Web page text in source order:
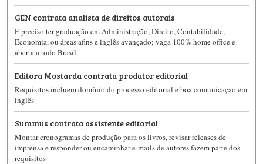
GEN contrata analista de direitos autorais
É preciso ter graduação em Administração, Direito, Contabilidade,
Economia, ou áreas afins e inglês avançado; vaga 100% home office e
aberta a todo Brasil
Editora Mostarda contrata produtor editorial
Requisitos incluem domínio do processo editorial e boa comunicação em
inglês
Summus contrata assistente editorial
Montar cronogramas de produção para os livros, revisar releases de
imprensa e responder ou encaminhar e-mails de autores fazem parte dos
requisitos